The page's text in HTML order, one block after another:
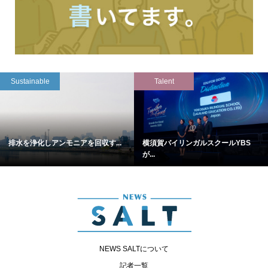
Sustainable
排水を浄化しアンモニアを回収す...
Talent
横須賀バイリンガルスクールYBS
が...
NEWS SALTについて
記者一覧